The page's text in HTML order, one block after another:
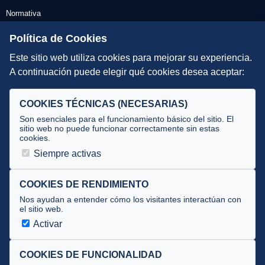
Normativa
Escuelas de Triatlón
DIRECCIÓN TÉCNICA
Selecciones
Tecnificación
JUECES Y OFICIALES
Documentos
Cursos
Circulares oficiales
Convocatorias y Equipaciones
Política de Cookies
Este sitio web utiliza cookies para mejorar su experiencia.
A continuación puede elegir qué cookies desea aceptar:
COOKIES TÉCNICAS (NECESARIAS)
Son esenciales para el funcionamiento básico del sitio. El
sitio web no puede funcionar correctamente sin estas
cookies.
Siempre activas
COOKIES DE RENDIMIENTO
Nos ayudan a entender cómo los visitantes interactúan con
el sitio web.
Activar
COOKIES DE FUNCIONALIDAD